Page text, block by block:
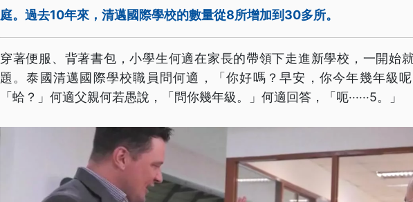
庭。過去10年來，清邁國際學校的數量從8所增加到30多所。
穿著便服、背著書包，小學生何適在家長的帶領下走進新學校，一開始
題。泰國清邁國際學校職員問何適，「你好嗎？早安，你今年幾年級呢
「蛤？」何適父親何若愚說，「問你幾年級。」何適回答，「呃‧‧‧‧‧‧5。」